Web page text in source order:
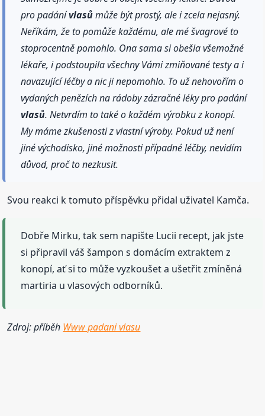
pro padánívlasůmůže být prostý, ale i zcela nejasný.
Neříkám, že to pomůže každému, ale mé švagrové to
stoprocentně pomohlo. Ona sama si obešla všemožné
lékaře, i podstoupila všechny Vámi zmiňované testy a i
navazující léčby a nic ji nepomohlo. To už nehovořím o
vydaných penězích na rádoby zázračné léky pro padání
vlasů. Netvrdím to také o každém výrobku z konopí.
My máme zkušenosti z vlastní výroby. Pokud už není
jiné východisko, jiné možnosti případné léčby, nevidím
důvod, proč to nezkusit.
Svou reakci k tomuto příspěvku přidal uživatel Kamča.
Dobře Mirku, tak sem napište Lucii recept, jak jste
si připravil váš šampon s domácím extraktem z
konopí, ať si to může vyzkoušet a ušetřit zmíněná
martiria u vlasových odborníků.
Zdroj: příběh Www padani vlasu